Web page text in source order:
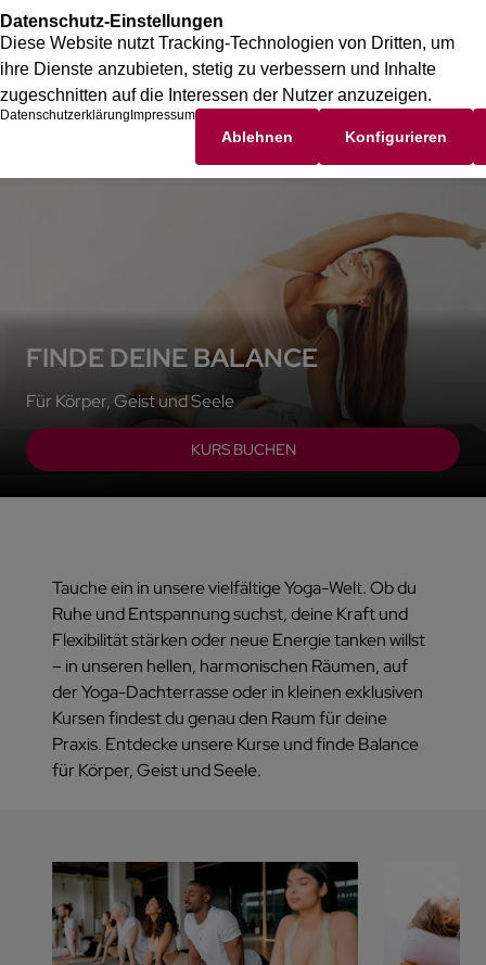
FINDE DEINE BALANCE
Für Körper, Geist und Seele
KURS BUCHEN
Tauche ein in unsere vielfältige Yoga-Welt. Ob du
Ruhe und Entspannung suchst, deine Kraft und
Flexibilität stärken oder neue Energie tanken willst
– in unseren hellen, harmonischen Räumen, auf
der Yoga-Dachterrasse oder in kleinen exklusiven
Kursen findest du genau den Raum für deine
Praxis. Entdecke unsere Kurse und finde Balance
für Körper, Geist und Seele.